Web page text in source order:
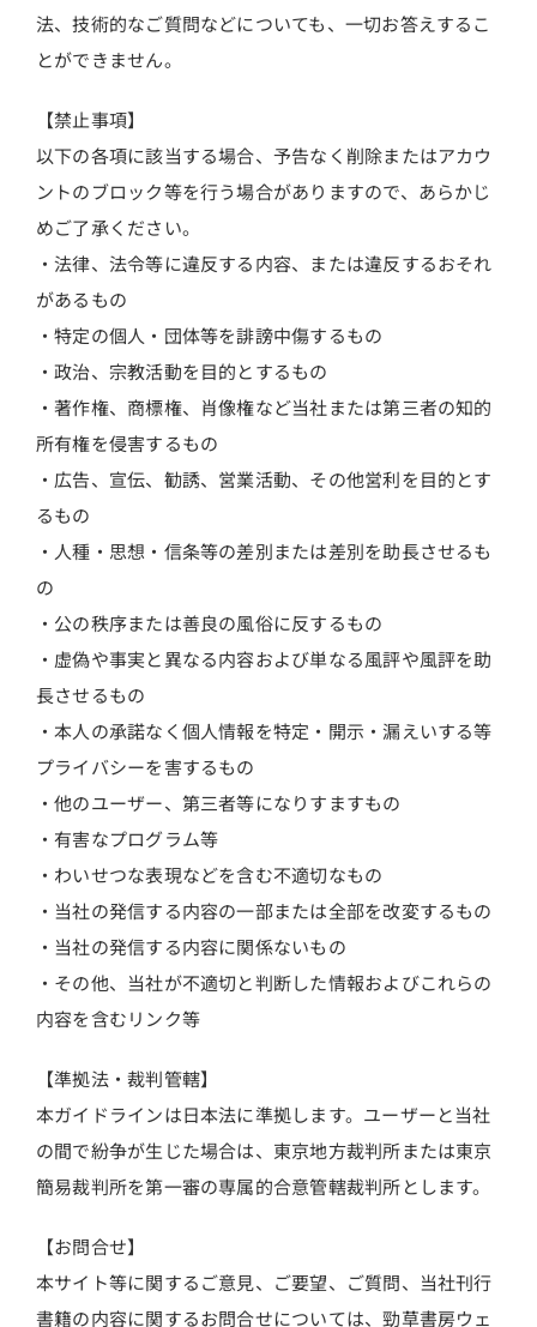
法、技術的なご質問などについても、一切お答えするこ
とができません。
【禁止事項】
以下の各項に該当する場合、予告なく削除またはアカウ
ントのブロック等を行う場合がありますので、あらかじ
めご了承ください。
・法律、法令等に違反する内容、または違反するおそれ
があるもの
・特定の個人・団体等を誹謗中傷するもの
・政治、宗教活動を目的とするもの
・著作権、商標権、肖像権など当社または第三者の知的
所有権を侵害するもの
・広告、宣伝、勧誘、営業活動、その他営利を目的とす
るもの
・人種・思想・信条等の差別または差別を助長させるも
の
・公の秩序または善良の風俗に反するもの
・虚偽や事実と異なる内容および単なる風評や風評を助
長させるもの
・本人の承諾なく個人情報を特定・開示・漏えいする等
プライバシーを害するもの
・他のユーザー、第三者等になりすますもの
・有害なプログラム等
・わいせつな表現などを含む不適切なもの
・当社の発信する内容の一部または全部を改変するもの
・当社の発信する内容に関係ないもの
・その他、当社が不適切と判断した情報およびこれらの
内容を含むリンク等
【準拠法・裁判管轄】
本ガイドラインは日本法に準拠します。ユーザーと当社
の間で紛争が生じた場合は、東京地方裁判所または東京
簡易裁判所を第一審の専属的合意管轄裁判所とします。
【お問合せ】
本サイト等に関するご意見、ご要望、ご質問、当社刊行
書籍の内容に関するお問合せについては、勁草書房ウェ